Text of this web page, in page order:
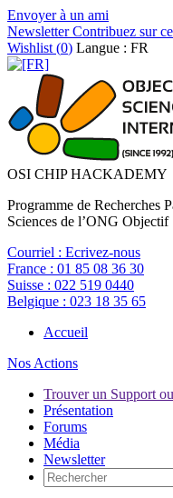
Envoyer à un ami
NewsletterContribuez sur
Wishlist (0) Langue : FR
OSI CHIP HACKADEMY
Programme de Recherches
Sciences de l’ONG Objectif
Courriel : Ecrivez-nous
France : 01 85 08 36 30
Suisse : 022 519 0440
Belgique : 023 18 35 65
Accueil
Nos Actions
Trouver un Support
Présentation
Forums
Média
Newsletter